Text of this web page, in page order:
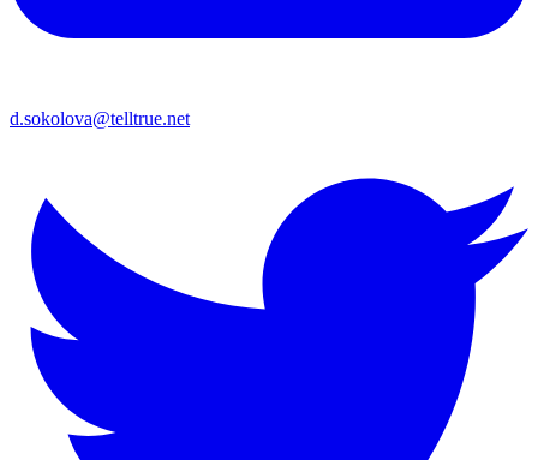
d.sokolova@telltrue.net